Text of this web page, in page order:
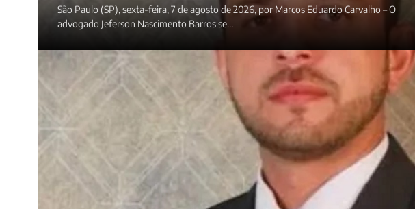
São Paulo (SP), sexta-feira, 7 de agosto de 2026, por Marcos Eduardo Carvalho – O
advogado Jeferson Nascimento Barros se…